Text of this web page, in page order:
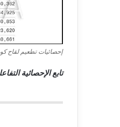
إحصائيات تطعيم لقاح كورونا
تابع الإحصائية